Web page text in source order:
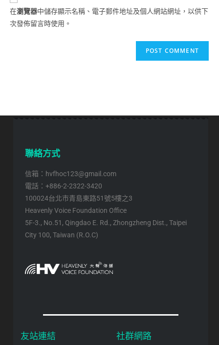
在瀏覽器中儲存顯示名稱、電子郵件地址及個人網站網址，以供下
次發佈留言時使用。
聯絡方式
信箱：hvfhoc123@gmail.com
電話：+886-2-2322-3420
100024台北市青島東路51號5樓之3
Heavenly Voice Foundation Office
5F-3., No.51, Qingdao E. Rd., Zhongzheng Dist., Taipei
City 100, Taiwan (R.O.C)
友站連結 社群網路